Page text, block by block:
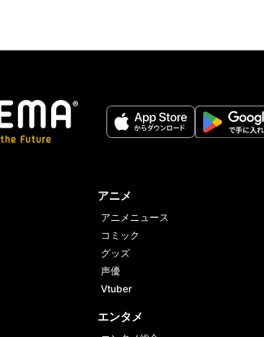
アニメ
アニメニュース
コミック
グッズ
声優
Vtuber
エンタメ